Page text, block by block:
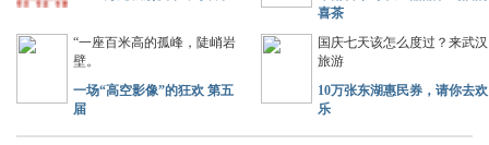
喜茶
“一座百米高的孤峰，陡峭岩
壁。
一场“高空影像”的狂欢 第五
届
国庆七天该怎么度过？来武汉
旅游
10万张东湖惠民券，请你去欢
乐